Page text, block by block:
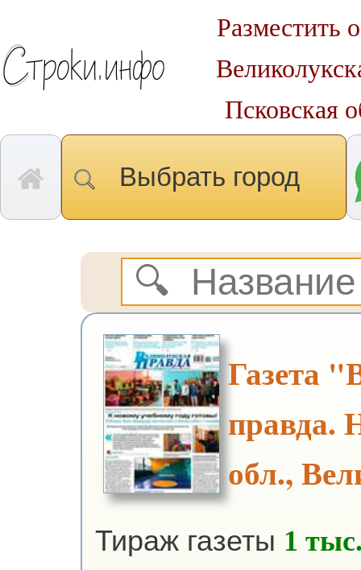
Разместить
Псковская
Выбрать город
Газета
правда.
обл.,
Тираж газеты 1